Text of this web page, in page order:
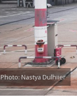
Photo: Nastya Dulhiier